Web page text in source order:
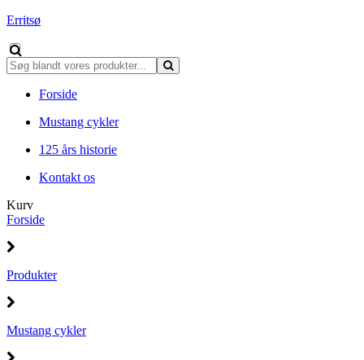
Erritsø
Forside
Mustang cykler
125 års historie
Kontakt os
Kurv
Forside
Produkter
Mustang cykler